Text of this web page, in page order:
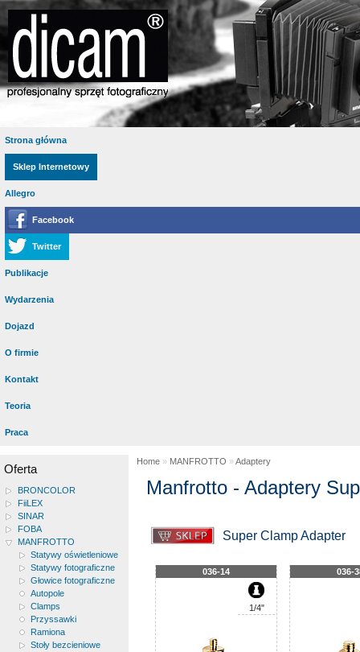
Strona główna
Sklep Internetowy
Allegro
Facebook
Twitter
Publikacje
Wydarzenia
Dojazd
O firmie
Kontakt
Teoria
Praca
Oferta
BRONCOLOR
FiiLEX
SINAR
FOBA
MANFROTTO
Statywy oświetleniowe
Statywy fotograficzne
Głowice fotograficzne
Autopole
Clamps
Przyssawki
Ramiona
Stoły bezcieniowe
Home » MANFROTTO »Adaptery
Manfrotto - Adaptery
Super Clamp Adapter
036-14
1/4"
036-